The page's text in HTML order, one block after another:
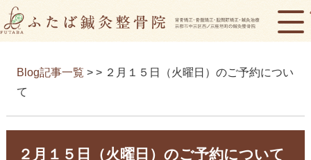
Blog記事一覧 > > ２月１５日（火曜日）のご予約につい
て
２月１５日（火曜日）のご予約について